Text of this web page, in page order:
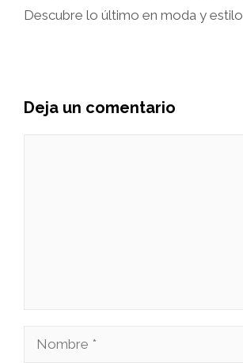
Descubre lo último en moda y estilo
Deja un comentario
Nombre